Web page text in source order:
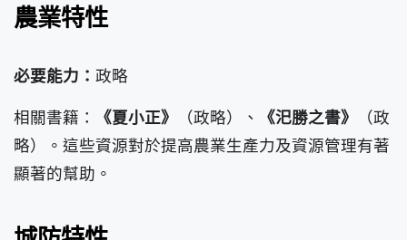
農業特性
必要能力： 政略
相關書籍：
《夏小正》 （政略）、 《汜勝之書》
（政
略）。這些資源對於提高農業生產力及資源管理有著
顯著的幫助。